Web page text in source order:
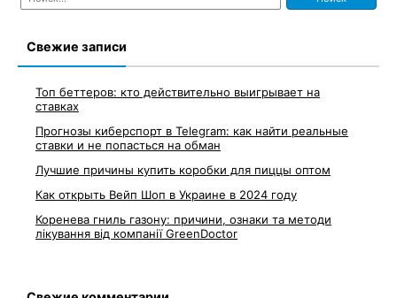
Свежие записи
Топ беттеров: кто действительно выигрывает на
ставках
Прогнозы киберспорт в Telegram: как найти реальные
ставки и не попасться на обман
Лучшие причины купить коробки для пиццы оптом
Как открыть Вейп Шоп в Украине в 2024 году
Коренева гниль газону: причини, ознаки та методи
лікування від компанії GreenDoctor